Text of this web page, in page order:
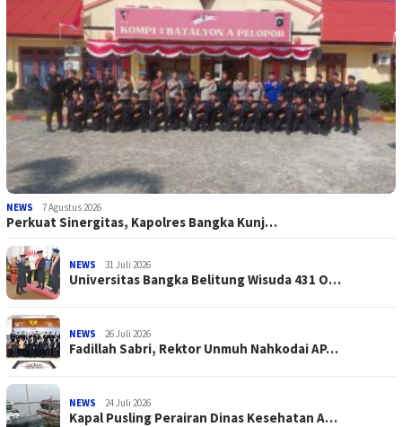
NEWS 7 Agustus 2026
Perkuat Sinergitas, Kapolres Bangka Kunj…
NEWS 31 Juli 2026
Universitas Bangka Belitung Wisuda 431 O…
NEWS 26 Juli 2026
Fadillah Sabri, Rektor Unmuh Nahkodai AP…
NEWS 24 Juli 2026
Kapal Pusling Perairan Dinas Kesehatan A…